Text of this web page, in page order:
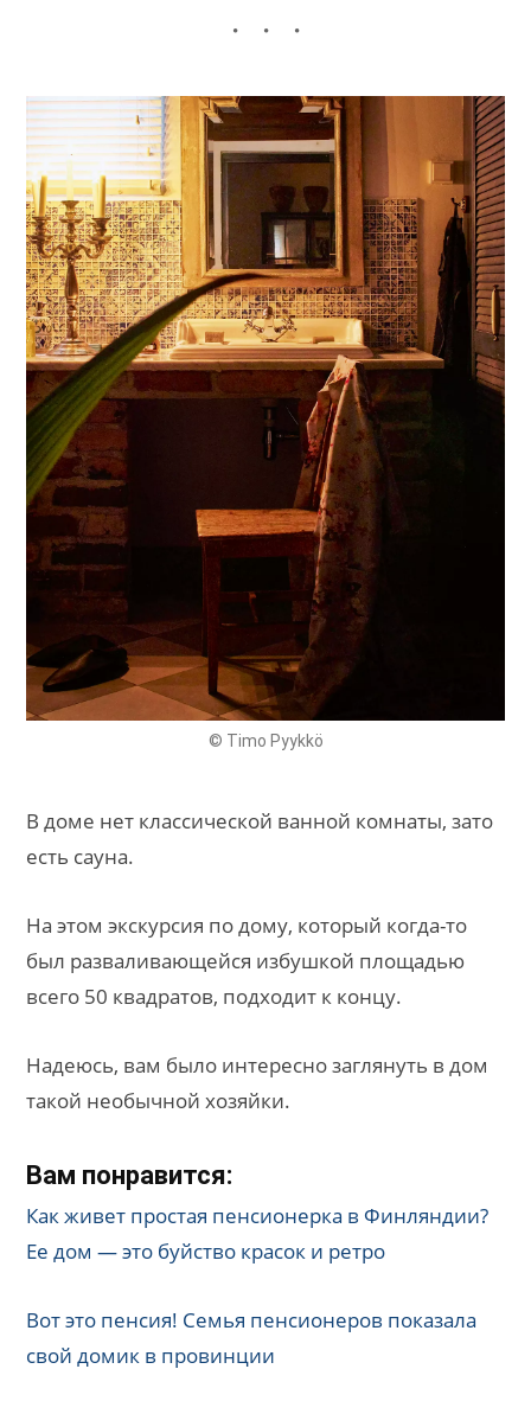
© Timo Pyykkö
В доме нет классической ванной комнаты, зато
есть сауна.
На этом экскурсия по дому, который когда-то
был разваливающейся избушкой площадью
всего 50 квадратов, подходит к концу.
Надеюсь, вам было интересно заглянуть в дом
такой необычной хозяйки.
Вам понравится:
Как живет простая пенсионерка в Финляндии?
Ее дом — это буйство красок и ретро
Вот это пенсия! Семья пенсионеров показала
свой домик в провинции